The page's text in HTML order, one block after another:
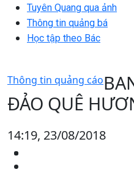
Tuyên Quang qua ảnh
Thông tin quảng bá
Học tập theo Bác
Thông tin quảng cáo
ĐẢO QUÊ
14:19, 23/08/2018